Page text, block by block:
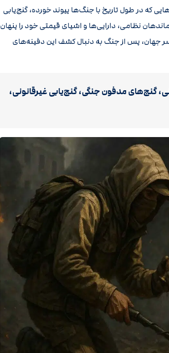
که در طول تاریخ با جنگ‌ها پیوند خورده، گنج‌یابی
نظامی، دارایی‌ها و اشیای قیمتی خود را پنهان
جهان، پس از جنگ به دنبال کشف این دفینه‌های
گنج‌های مدفون جنگی، گنج‌یابی غیرقانونی،